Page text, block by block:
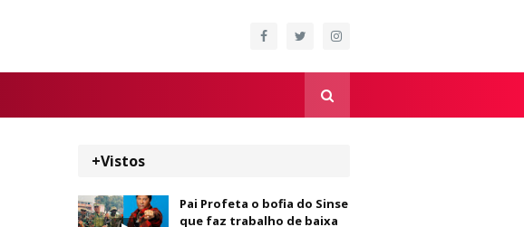
+Vistos
Pai Profeta o bofia do Sinse
que faz trabalho de baixa